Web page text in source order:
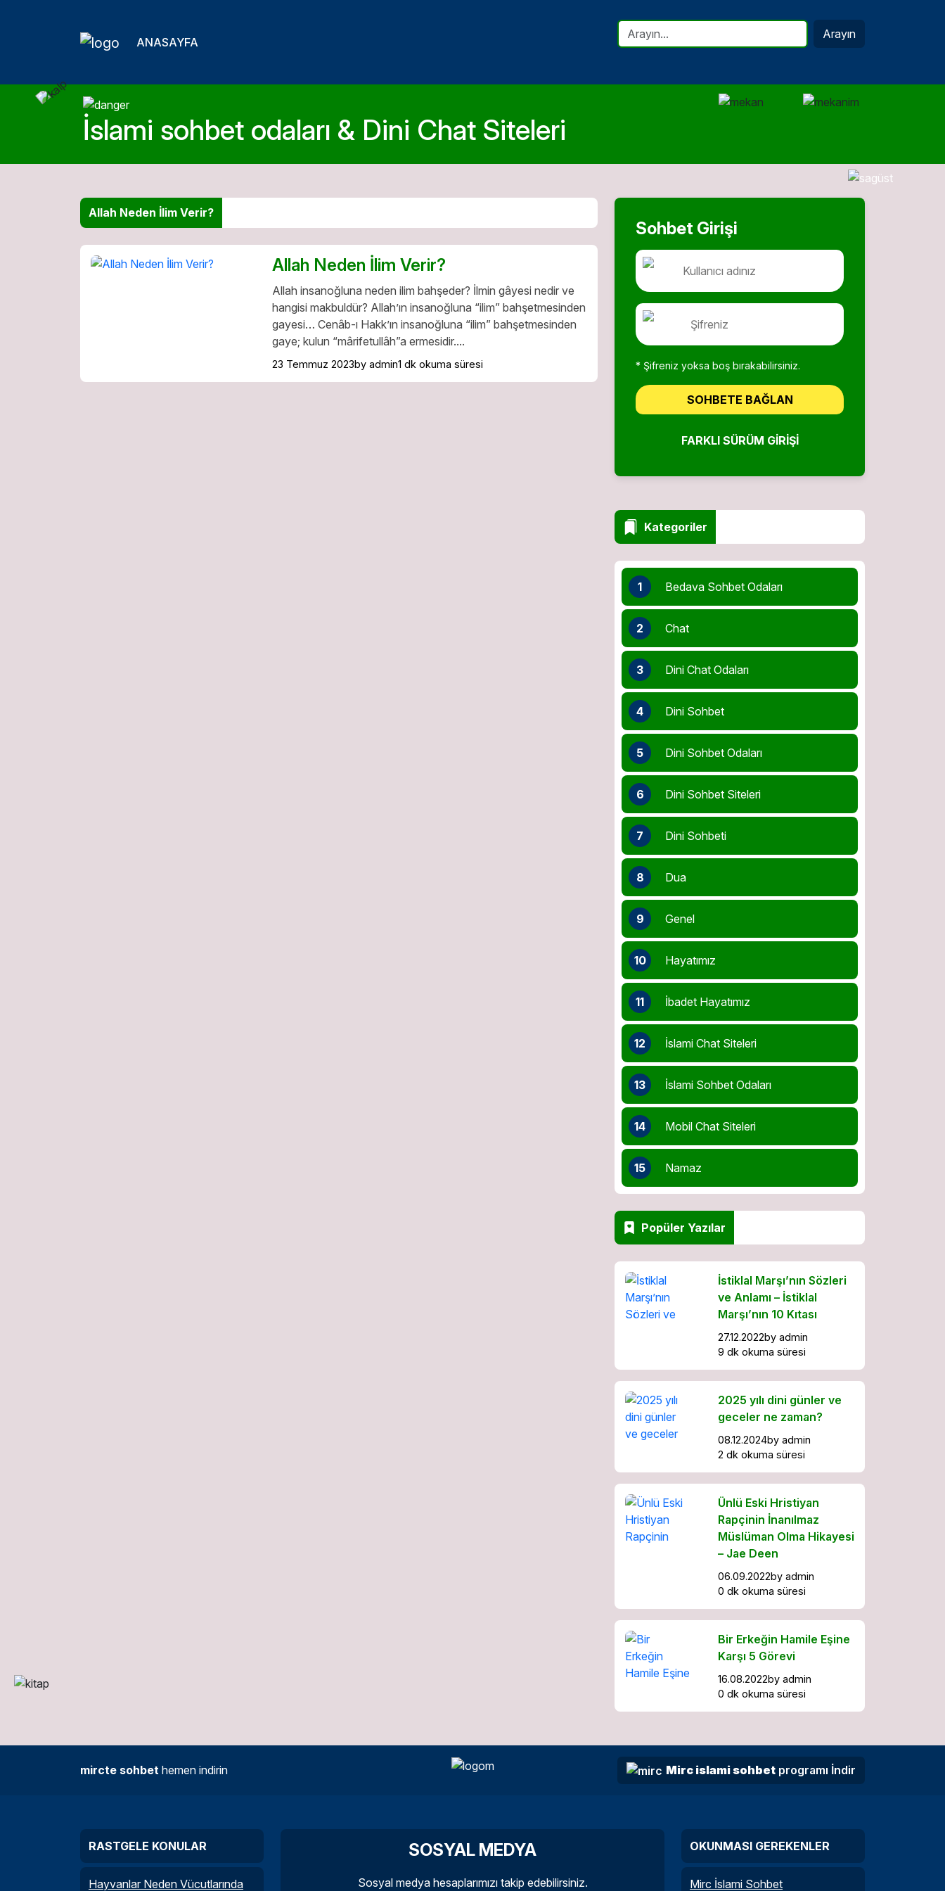
ANASAYFA
Arayın
İslami sohbet odaları & Dini Chat Siteleri
Allah Neden İlim Verir?
Allah Neden İlim Verir?
Allah insanoğluna neden ilim bahşeder? İlmin gâyesi nedir ve
hangisi makbuldür? Allah’ın insanoğluna “ilim” bahşetmesinden
gayesi… Cenâb-ı Hakk’ın insanoğluna “ilim” bahşetmesinden
gaye; kulun “mârifetullâh”a ermesidir....
23 Temmuz 2023by admin1 dk okuma süresi
Sohbet Girişi
* Şifreniz yoksa boş bırakabilirsiniz.
SOHBETE BAĞLAN
FARKLI SÜRÜM GIRIŞI
Kategoriler
1 Bedava Sohbet Odaları
2 Chat
3 Dini Chat Odaları
4 Dini Sohbet
5 Dini Sohbet Odaları
6 Dini Sohbet Siteleri
7 Dini Sohbeti
8 Dua
9 Genel
10 Hayatımız
11 İbadet Hayatımız
12 İslami Chat Siteleri
13 İslami Sohbet Odaları
14 Mobil Chat Siteleri
15 Namaz
Popüler Yazılar
İstiklal Marşı’nın Sözleri
ve Anlamı – İstiklal
Marşı’nın 10 Kıtası
27.12.2022by admin
9 dk okuma süresi
2025 yılı dini günler ve
geceler ne zaman?
08.12.2024by admin
2 dk okuma süresi
Ünlü Eski Hristiyan
Rapçinin İnanılmaz
Müslüman Olma Hikayesi
– Jae Deen
06.09.2022by admin
0 dk okuma süresi
Bir Erkeğin Hamile Eşine
Karşı 5 Görevi
16.08.2022by admin
0 dk okuma süresi
mircte sohbet hemen indirin Mirc islami sohbet programı İndir
RASTGELE KONULAR
Hayvanlar Neden Vücutlarında
SOSYAL MEDYA
Sosyal medya hesaplarımızı takip edebilirsiniz.
OKUNMASI GEREKENLER
Mirc İslami Sohbet